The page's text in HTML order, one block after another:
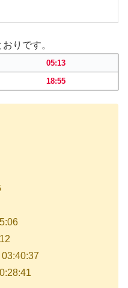
りです。
05:13
18:55